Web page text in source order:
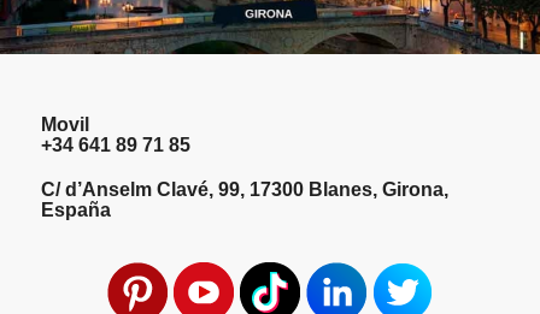
Movil
+34 641 89 71 85
C/ d’Anselm Clavé, 99, 17300 Blanes, Girona,
España